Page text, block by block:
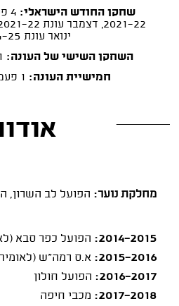
שחקן החודש הישראלי:
4
ינואר עונת 2024-25)
השחקן השישי של העונה:
חמישיית העונה:
מחלקת נוער: הפועל לב השרון,
2014-2015:
הפועל כפר סבא
2015-2016:
א.ס רמה"ש
2016-2017:
הפועל חולון
2017-2018:
מכבי חיפה